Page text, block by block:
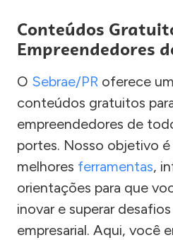
Conteúdos
Empreendedores
O Sebrae/PR oferece
conteúdos gratuitos
empreendedores de
portes. Nosso objetivo
melhores ferramentas,
orientações para que
inovar e superar
empresarial. Aqui, você